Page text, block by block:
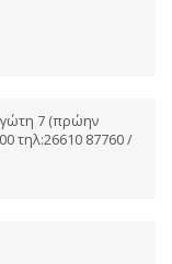
7 (πρώην
τηλ:26610 87760 /